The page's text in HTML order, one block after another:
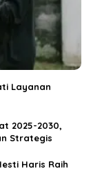
Layanan
2025-2030,
Strategis
Haris Raih